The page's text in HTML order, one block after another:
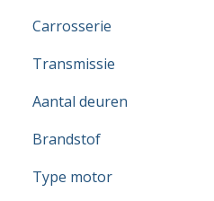
Carrosserie
Transmissie
Aantal deuren
Brandstof
Type motor